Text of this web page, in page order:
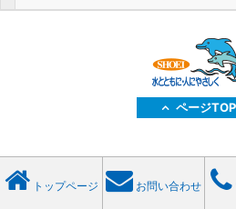
ページ
トップページ お問い合わせ